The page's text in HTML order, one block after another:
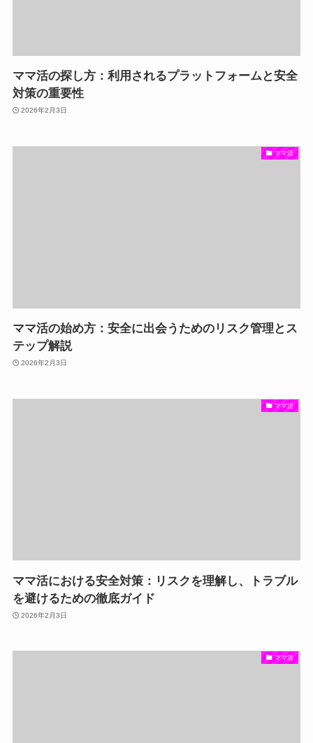
ママ活の探し方：利用されるプラットフォームと安全
対策の重要性
2026年2月3日
ママ活
ママ活の始め方：安全に出会うためのリスク管理とス
テップ解説
2026年2月3日
ママ活
ママ活における安全対策：リスクを理解し、トラブル
を避けるための徹底ガイド
2026年2月3日
ママ活